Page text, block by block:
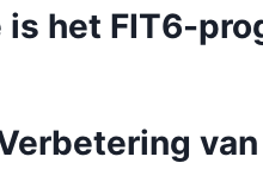
is het FIT6-